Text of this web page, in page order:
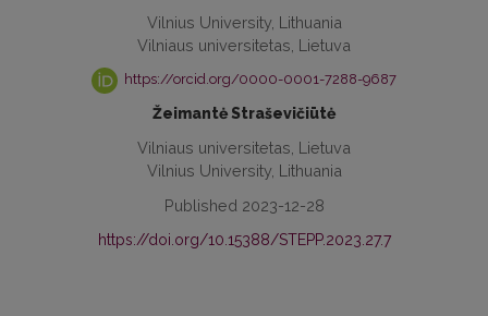
Vilnius University, Lithuania
Vilniaus universitetas, Lietuva
https://orcid.org/0000-0001-7288-9687
Žeimantė Straševičiūtė
Vilniaus universitetas, Lietuva
Vilnius University, Lithuania
Published 2023-12-28
https://doi.org/10.15388/STEPP.2023.27.7